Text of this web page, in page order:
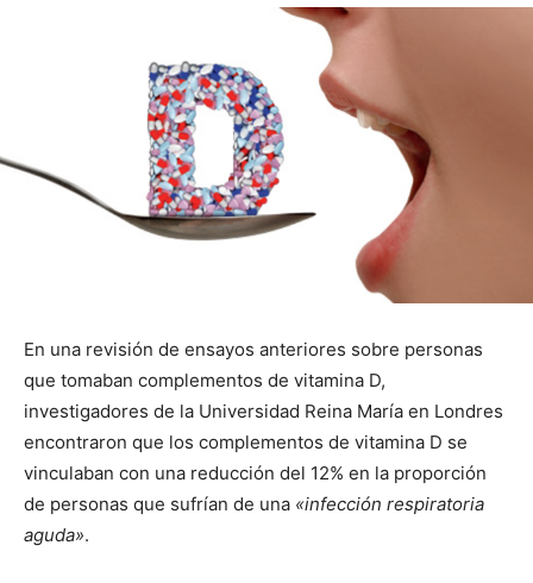
En una revisión de ensayos anteriores sobre personas
que tomaban complementos de vitamina D,
investigadores de la Universidad Reina María en Londres
encontraron que los complementos de vitamina D se
vinculaban con una reducción del 12% en la proporción
de personas que sufrían de una «infección respiratoria
aguda».